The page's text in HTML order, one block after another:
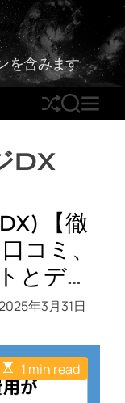
を含みます
S
h
ff
S
E
M
E
DX
徹
とデメ
年3月31日
E
s
t
1 min read